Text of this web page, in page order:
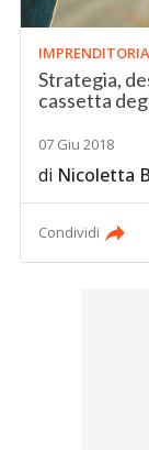
Strategia,
cassetta
07 Giu 2018
di Nicoletta
Condividi